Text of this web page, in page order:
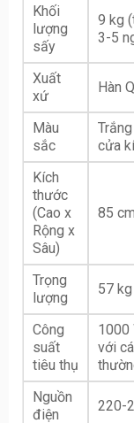
Khối
lượng
sấy
9 kg
3-5
Xuất
xứ
Hàn
Màu
sắc
cửa
Kích
thước
(Cao x
Rộng x
Sâu)
85
Trọng
lượng
57 kg
Công
suất
tiêu thụ
1000
với
Nguồn
điện
220-